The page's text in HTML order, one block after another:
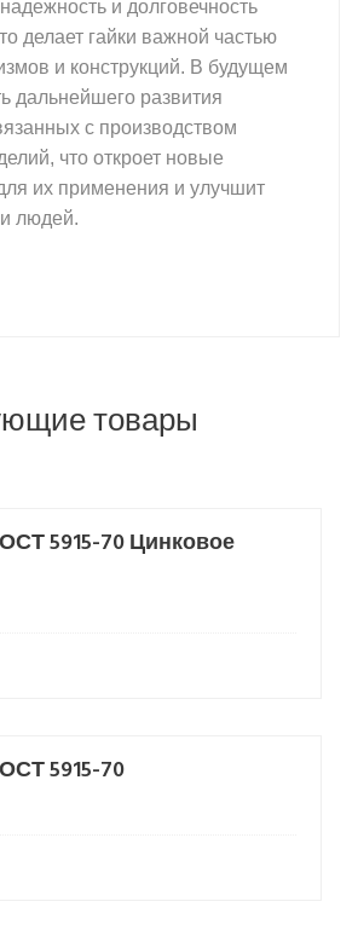
и долговечность
делает гайки важной частью
и конструкций. В будущем
дальнейшего развития
с производством
что откроет новые
их применения и улучшит
людей.
товары
5915-70 Цинковое
5915-70